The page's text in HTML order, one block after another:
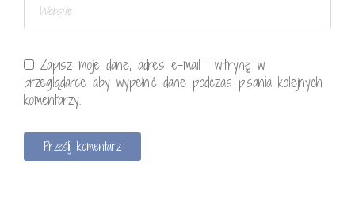
Zapisz moje dane, adres e-mail i witrynę w
przeglądarce aby wypełnić dane podczas pisania kolejnych
komentarzy.